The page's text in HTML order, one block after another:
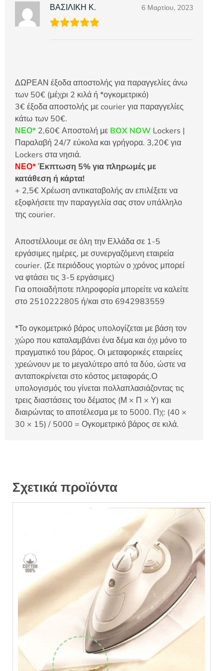
ΒΑΣΙΛΙΚΗ Κ. 6 Μαρτίου, 2023
ΔΩΡΕΑΝ έξοδα αποστολής για παραγγελίες άνω
των 50€ (μέχρι 2 κιλά ή *ογκομετρικό)
3€ έξοδα αποστολής με courier για παραγγελίες
κάτω των 50€.
ΝΕΟ* 2,60€ Αποστολή με BOX NOW Lockers |
Παραλαβή 24/7 εύκολα και γρήγορα. 3,20€ για
Lockers στα νησιά.
ΝΕΟ*Έκπτωση 5% για πληρωμές με
κατάθεση ή κάρτα!
+ 2,5€ Χρέωση αντικαταβολής αν επιλέξετε να
εξοφλήσετε την παραγγελία σας στον υπάλληλο
της courier.
Αποστέλλουμε σε όλη την Ελλάδα σε 1-5
εργάσιμες ημέρες, με συνεργαζόμενη εταιρεία
courier. (Σε περιόδους γιορτών ο χρόνος μπορεί
να φτάσει τις 3-5 εργάσιμες)
Για οποιαδήποτε πληροφορία μπορείτε να καλείτε
στο 2510222805 ή/και στο 6942983559
*Το ογκομετρικό βάρος υπολογίζεται με βάση τον
χώρο που καταλαμβάνει ένα δέμα και όχι μόνο το
πραγματικό του βάρος. Οι μεταφορικές εταιρείες
χρεώνουν με το μεγαλύτερο από τα δύο, ώστε να
ανταποκρίνεται στο κόστος μεταφοράς.Ο
υπολογισμός του γίνεται πολλαπλασιάζοντας τις
τρεις διαστάσεις του δέματος (Μ × Π × Υ) και
διαιρώντας το αποτέλεσμα με το 5000. Πχ: (40 ×
30 × 15) / 5000 = Ογκομετρικό βάρος σε κιλά.
Σχετικά προϊόντα